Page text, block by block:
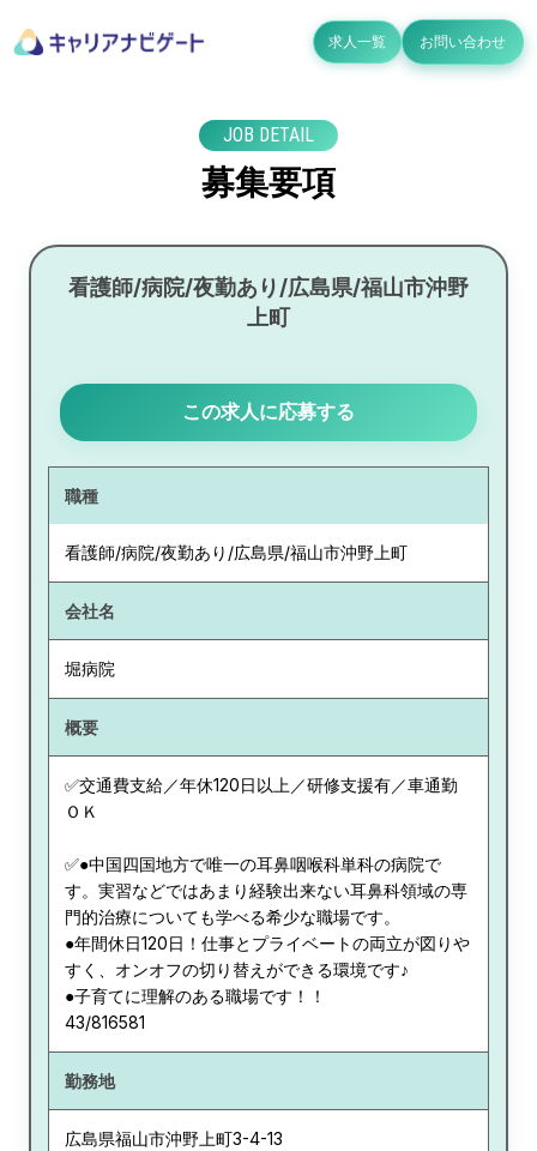
求人一覧 お問い合わせ
JOB DETAIL
募集要項
看護師/病院/夜勤あり/広島県/福山市沖野
上町
この求人に応募する
職種
看護師/病院/夜勤あり/広島県/福山市沖野上町
会社名
堀病院
概要
✅交通費支給／年休120日以上／研修支援有／車通勤
ＯＫ
✅●中国四国地方で唯一の耳鼻咽喉科単科の病院で
す。実習などではあまり経験出来ない耳鼻科領域の専
門的治療についても学べる希少な職場です。
●年間休日120日！仕事とプライベートの両立が図りや
すく、オンオフの切り替えができる環境です♪
●子育てに理解のある職場です！！
43/816581
勤務地
広島県福山市沖野上町3-4-13